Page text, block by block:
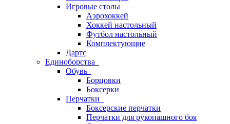
Игровые столы
Аэрохоккей
Хоккей настольный
Футбол настольный
Комплектующие
Дартс
Единоборства
Обувь
Борцовки
Боксерки
Перчатки
Боксерские перчатки
Перчатки для рукопашного боя